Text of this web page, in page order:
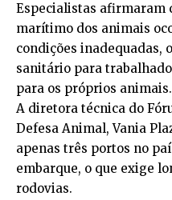
Especialistas afirmaram
marítimo dos animais
condições inadequadas,
sanitário para
para os próprios animais.
A diretora técnica do
Defesa Animal, Vania
apenas três portos no
embarque, o que exige
rodovias.